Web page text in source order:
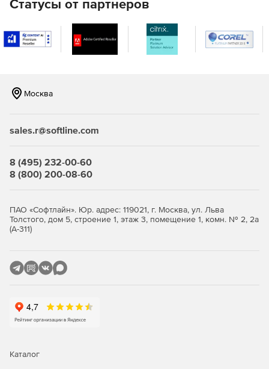
разными операционными системами. Поддержка
мониторинга серверов Windows, Linux, Solaris, HP UX и
IBM AIX.
SQL.
Мониторинг серверов на предмет нагрузки на
центральный процессор, память и жесткий диск,
сервисов, служб Windows, процессов,
файлов и папок.
Использование разнообразных инструментов
подключение к серверам и браузеру.
автоматизации бизнес-процессов.
Статусы от партнеров
Москва
sales.r@softline.com
8 (495) 232-00-60
8 (800) 200-08-60
ПАО «Софтлайн». Юр. адрес: 119021, г. Москва, ул. Льва
Толстого, дом 5, строение 1, этаж 3, помещение 1, комн. № 2, 2а
(А-311)
Каталог